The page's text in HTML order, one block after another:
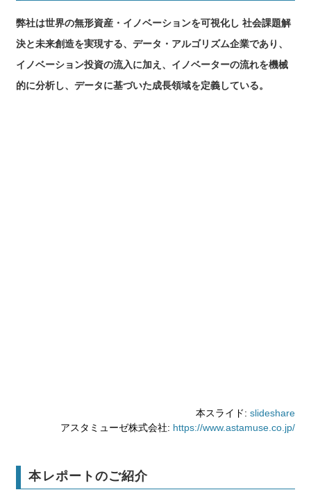
弊社は世界の無形資産・イノベーションを可視化し 社会課題解
決と未来創造を実現する、データ・アルゴリズム企業であり、
イノベーション投資の流入に加え、イノベーターの流れを機械
的に分析し、データに基づいた成⻑領域を定義している。
本スライド: slideshare
アスタミューゼ株式会社: https://www.astamuse.co.jp/
本レポートのご紹介